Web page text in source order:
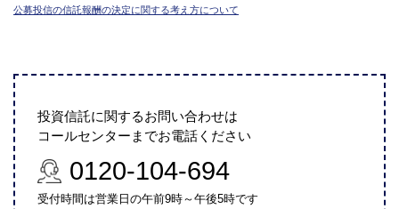
公募投信の信託報酬の決定に関する考え方について
投資信託に関するお問い合わせは
コールセンターまでお電話ください
0120-104-694
受付時間は営業日の午前9時～午後5時です